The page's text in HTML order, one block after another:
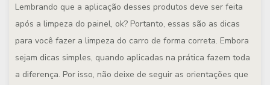
Lembrando que a aplicação desses produtos deve ser feita
após a limpeza do painel, ok? Portanto, essas são as dicas
para você fazer a limpeza do carro de forma correta. Embora
sejam dicas simples, quando aplicadas na prática fazem toda
a diferença. Por isso, não deixe de seguir as orientações que